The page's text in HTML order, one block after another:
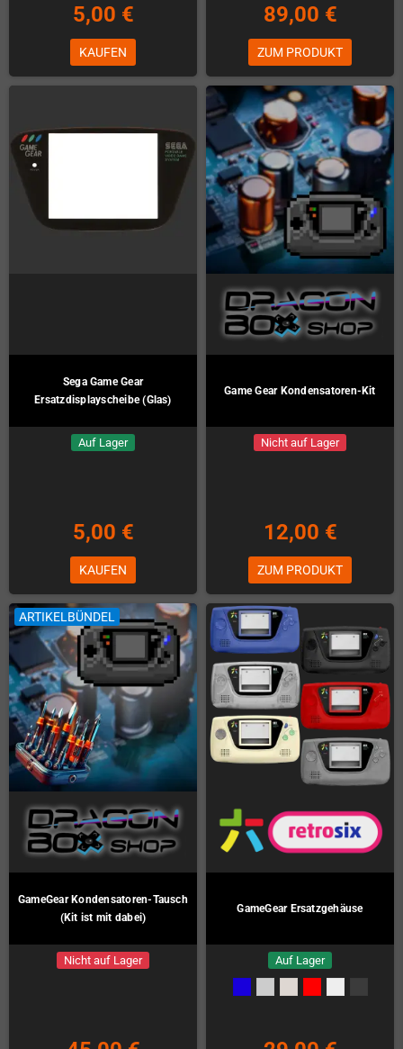
5,00 €
KAUFEN
89,00 €
ZUM PRODUKT
Sega Game Gear
Ersatzdisplayscheibe (Glas)
Auf Lager
5,00 €
KAUFEN
Game Gear Kondensatoren-Kit
Nicht auf Lager
12,00 €
ZUM PRODUKT
ARTIKELBÜNDEL
GameGear Kondensatoren-Tausch
(Kit ist mit dabei)
Nicht auf Lager
GameGear Ersatzgehäuse
Auf Lager